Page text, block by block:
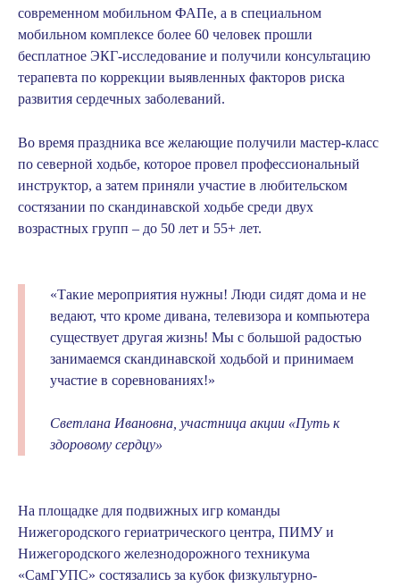
современном мобильном ФАПе, а в специальном
мобильном комплексе более 60 человек прошли
бесплатное ЭКГ-исследование и получили консультацию
терапевта по коррекции выявленных факторов риска
развития сердечных заболеваний.
Во время праздника все желающие получили мастер-класс
по северной ходьбе, которое провел профессиональный
инструктор, а затем приняли участие в любительском
состязании по скандинавской ходьбе среди двух
возрастных групп – до 50 лет и 55+ лет.
«Такие мероприятия нужны! Люди сидят дома и не
ведают, что кроме дивана, телевизора и компьютера
существует другая жизнь! Мы с большой радостью
занимаемся скандинавской ходьбой и принимаем
участие в соревнованиях!»
Светлана Ивановна, участница акции «Путь к
здоровому сердцу»
На площадке для подвижных игр команды
Нижегородского гериатрического центра, ПИМУ и
Нижегородского железнодорожного техникума
«СамГУПС» состязались за кубок физкультурно-